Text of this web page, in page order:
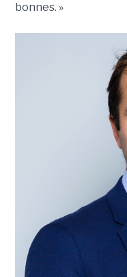
bonnes. »